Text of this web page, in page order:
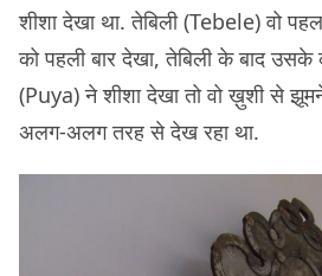
शीशा देखा था. तेबिली (Tebele) वो
को पहली बार देखा, तेबिली के बाद
(Puya) ने शीशा देखा तो वो ख़ुशी से
अलग-अलग तरह से देख रहा था.